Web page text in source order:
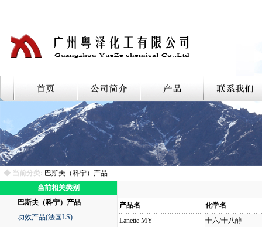
◆ 当前分类: 巴斯夫（科宁）产品
当前相关类别
巴斯夫（科宁）产品
功效产品(法国LS)
产品名
化学名
Lanette MY
十六/十八醇